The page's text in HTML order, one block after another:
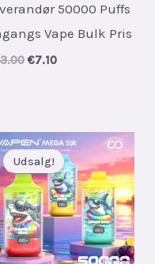
50000 Puffs
Vape Bulk Pris
Original
€7.10Current
Udsalg!